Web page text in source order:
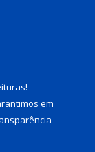
!
em